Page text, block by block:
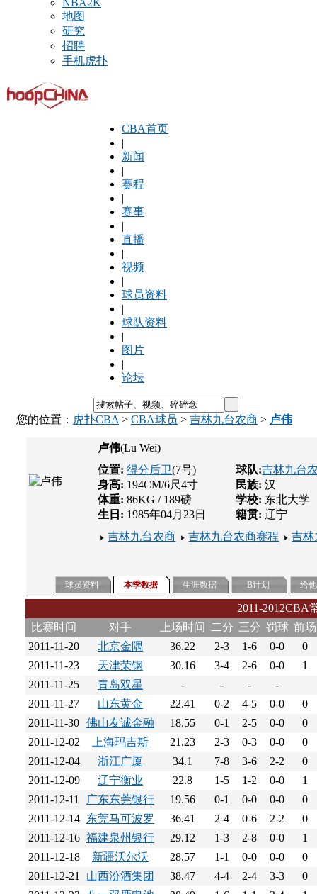
NBA2K
地图
研究
招聘
手机虎扑
CBA首页
|
新闻
|
赛程
|
赛事
|
直播
|
视频
|
球员资料
|
球队资料
|
图片
|
论坛
您的位置： 虎扑CBA > CBA球员 > 吉林九台农商 > 卢伟
卢伟(Lu Wei)
位置:得分后卫(7号)
身高: 194CM/6尺4寸
体重:86KG / 189磅
生日: 1985年04月23日
球队:吉林九台
民族: 汉
学校: 东北大学
籍贯:辽宁
吉林九台农商
吉林九台农商赛程 吉林
球员资料 本季数据 生涯数据 B计划 给
2011-2012CBA
比赛时间
对手 上场时间 二分 三分 罚球 前场
2011-11-20
北京金隅 36.22 2-3 1-6 0-0
0
2011-11-23
天津荣钢 30.16 3-4 2-6 0-0
1
2011-11-25
青岛双星 - - -
-
2011-11-27
山东黄金 22.41 0-2 4-5 0-0
0
2011-11-30 佛山友诚金融 18.55 0-1 2-5 0-0
0
2011-12-02
上海玛吉斯 21.23 2-3 0-3 0-0
0
2011-12-04
浙江广厦 34.1 7-8 3-6 2-2
0
2011-12-09
辽宁衡业 22.8 1-5 1-2 0-0
1
2011-12-11
广东东莞银行 19.56 0-1 0-0 0-0
0
2011-12-14 东莞马可波罗 36.41 2-4 0-6 2-2
0
2011-12-16 福建泉州银行 29.12 1-3 2-8 0-0
1
2011-12-18
新疆沃尔沃 28.57 1-1 0-0 0-0
0
2011-12-21
山西汾酒集团 38.47 4-4 2-4 3-3
0